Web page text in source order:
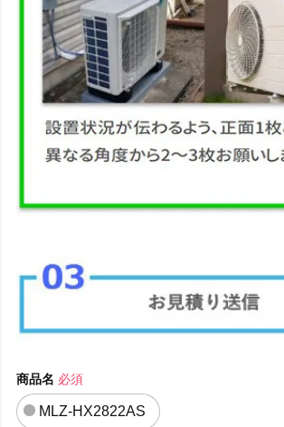
商品名 必須
MLZ-HX2822AS